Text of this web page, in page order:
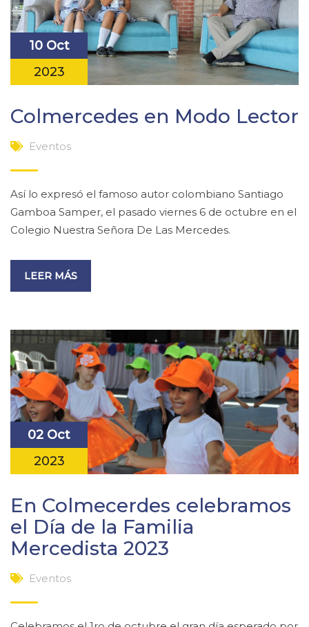
10 Oct
2023
Colmercedes en Modo Lector
Eventos
Así lo expresó el famoso autor colombiano Santiago
Gamboa Samper, el pasado viernes 6 de octubre en el
Colegio Nuestra Señora De Las Mercedes.
LEER MÁS
02 Oct
2023
En Colmecerdes celebramos
el Día de la Familia
Mercedista 2023
Eventos